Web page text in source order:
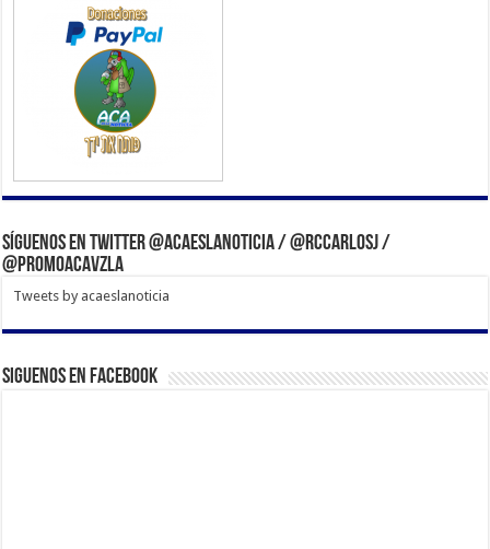
Síguenos en Twitter @acaeslanoticia / @rccarlosj /
@PromoACAVzla
Tweets by acaeslanoticia
Siguenos en Facebook